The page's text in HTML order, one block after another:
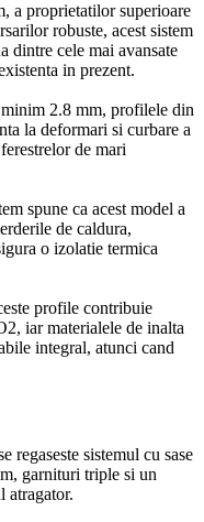
a proprietatilor superioare
robuste, acest sistem
dintre cele mai avansate
in prezent.
2.8 mm, profilele din
la deformari si curbare a
de mari
spune ca acest model a
de caldura,
o izolatie termica
profile contribuie
iar materialele de inalta
integral, atunci cand
regaseste sistemul cu sase
garnituri triple si un
atragator.